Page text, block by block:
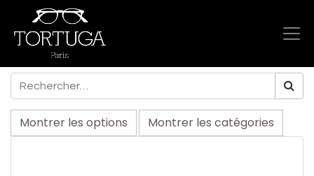
Montrer les options Montrer les catégories